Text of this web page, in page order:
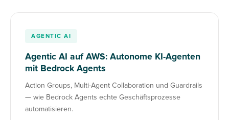
AGENTIC AI
Agentic AI auf AWS: Autonome KI-Agenten
mit Bedrock Agents
Action Groups, Multi-Agent Collaboration und Guardrails
— wie Bedrock Agents echte Geschäftsprozesse
automatisieren.